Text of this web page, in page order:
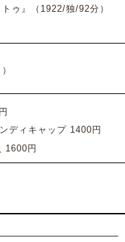
ゥ』
（1922/独/92分）
ディキャップ 1400円
1600円